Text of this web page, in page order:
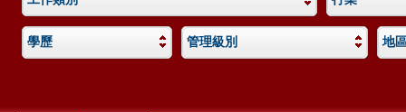
學歷 管理級別 地